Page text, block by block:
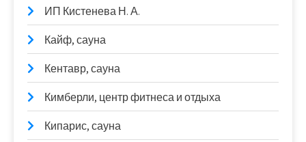
ИП Кистенева Н. А.
Кайф, сауна
Кентавр, сауна
Кимберли, центр фитнеса и отдыха
Кипарис, сауна